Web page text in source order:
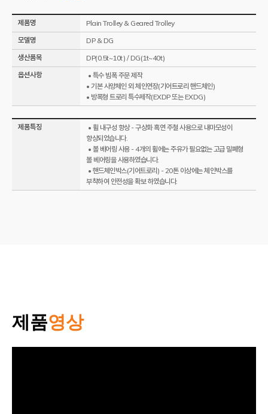
제품명
Plain Trolley & Geared Trolley
모델명
DP & DG
생산품목
DP(0.5t~10t) / DG(1t~40t)
옵션사항
• 특수 빔폭 주문 제작
• 기본 사양체인 외 체인연장(기어트로리 핸드체인)
• 방폭형 트로리 특수제작(EXDP 또는 EXDG)
제품특징
• 휠 내구성 향상 - 구상화 흑연 주철 사용으로 내마모성이
향상되었습니다.
• 볼 베어링 사용 - 4개의 휠에는 주유가 필요없는 고급 밀폐형
볼 베어링을 사용하였습니다.
• 핸드체인박스(기어트로리) - 20톤 이상에는 체인박스를
부착하여 안전성을 확보 하였습니다.
제품영상